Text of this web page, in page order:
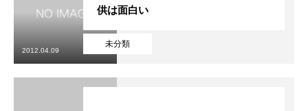
未分類
供は面白い
2012.04.09